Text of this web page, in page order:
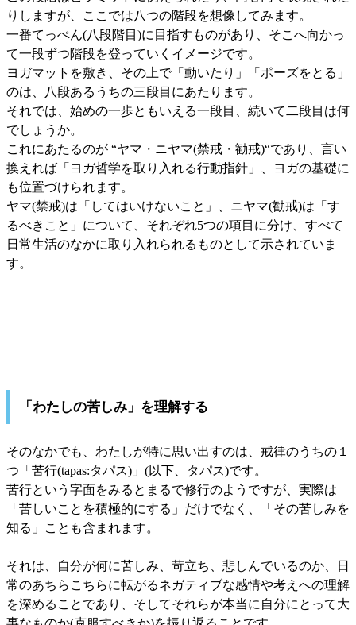
りしますが、ここでは八つの階段を想像してみます。
一番てっぺん(八段階目)に目指すものがあり、そこへ向かっ
て一段ずつ階段を登っていくイメージです。
ヨガマットを敷き、その上で「動いたり」「ポーズをとる」
のは、八段あるうちの三段目にあたります。
それでは、始めの一歩ともいえる一段目、続いて二段目は何
でしょうか。
これにあたるのが “ヤマ・ニヤマ(禁戒・勧戒)“であり、言い
換えれば「ヨガ哲学を取り入れる行動指針」、ヨガの基礎に
も位置づけられます。
ヤマ(禁戒)は「してはいけないこと」、ニヤマ(勧戒)は「す
るべきこと」について、それぞれ5つの項目に分け、すべて
日常生活のなかに取り入れられるものとして示されていま
す。
「わたしの苦しみ」を理解する
そのなかでも、わたしが特に思い出すのは、戒律のうちの１
つ「苦行(tapas:タパス)」(以下、タパス)です。
苦行という字面をみるとまるで修行のようですが、実際は
「苦しいことを積極的にする」だけでなく、「その苦しみを
知る」ことも含まれます。
それは、自分が何に苦しみ、苛立ち、悲しんでいるのか、日
常のあちらこちらに転がるネガティブな感情や考えへの理解
を深めることであり、そしてそれらが本当に自分にとって大